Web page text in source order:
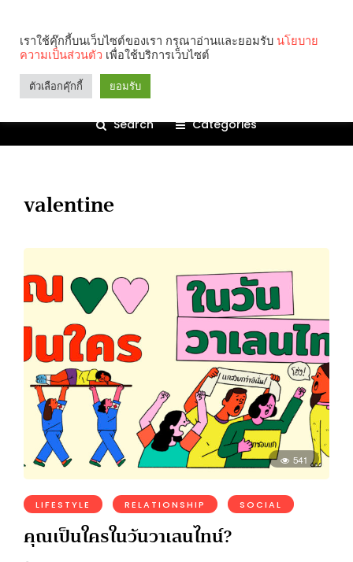
Search Categories
valentine
541
LIFESTYLE RELATIONSHIP SOCIAL
คุณเป็นใครในวันวาเลนไทน์?
เราใช้คุ๊กกี้บนเว็บไซต์ของเรา กรุณาอ่านและยอมรับ นโยบาย
ความเป็นส่วนตัว เพื่อใช้บริการเว็บไซต์
ตัวเลือกคุ๊กกี้ ยอมรับ